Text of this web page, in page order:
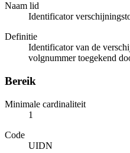
Naam lid
Identificator
Definitie
Identificator van de
volgnummer toegekend
Bereik
Minimale cardinaliteit
1
Code
UIDN